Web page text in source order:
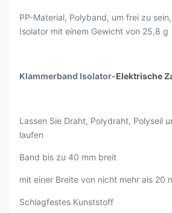
PP-Material, Polyband, um frei zu
Isolator mit einem Gewicht von 25,8 g
Klammerband Isolator-Elektrische
Lassen Sie Draht, Polydraht, Polyseil
laufen
Band bis zu 40 mm breit
mit einer Breite von nicht mehr als 20
Schlagfestes Kunststoff